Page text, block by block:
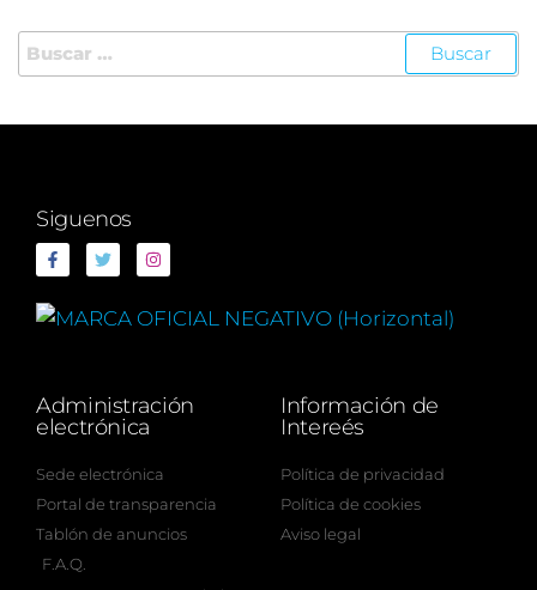
Siguenos
Administración
electrónica
Sede electrónica
Portal de transparencia
Tablón de anuncios
F.A.Q.
Información de
Intereés
Política de privacidad
Política de cookies
Aviso legal